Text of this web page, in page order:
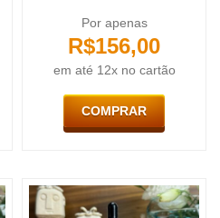
Por apenas
R$156,00
em até 12x no cartão
COMPRAR